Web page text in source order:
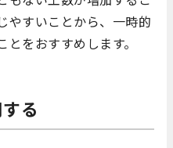
やすいことから、一時的
をおすすめします。
る